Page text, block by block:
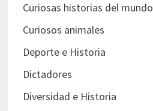
Curiosas historias del mundo
Curiosos animales
Deporte e Historia
Dictadores
Diversidad e Historia